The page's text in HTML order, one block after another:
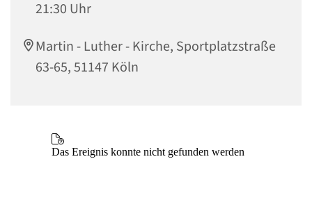
21:30 Uhr
Martin - Luther - Kirche, Sportplatzstraße
63-65, 51147 Köln